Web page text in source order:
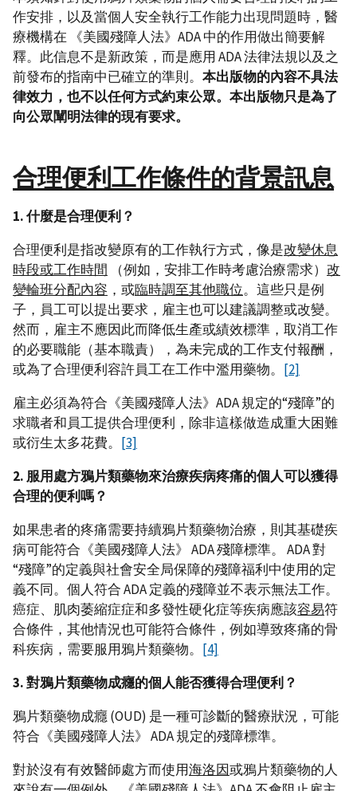
作安排，以及當個人安全執行工作能力出現問題時，醫
療機構在 《美國殘障人法》ADA 中的作用做出簡要解
釋。此信息不是新政策，而是應用 ADA 法律法規以及之
前發布的指南中已確立的準則。 本出版物的內容不具法
律效力，也不以任何方式約束公眾。本出版物只是為了
向公眾闡明法律的現有要求。
合理便利工作條件的背景訊息
1. 什麼是合理便利？
合理便利是指改變原有的工作執行方式，像是改變休息
時段或工作時間 （例如，安排工作時考慮治療需求） 改
變輪班分配內容 ，或臨時調至其他職位。這些只是例
子，員工可以提出要求，雇主也可以建議調整或改變。
然而，雇主不應因此而降低生產或績效標準，取消工作
的必要職能（基本職責），為未完成的工作支付報酬，
或為了合理便利容許員工在工作中濫用藥物。 [2]
雇主必須為符合《美國殘障人法》ADA 規定的“殘障”的
求職者和員工提供合理便利，除非這樣做造成重大困難
或衍生太多花費。 [3]
2. 服用處方鴉片類藥物來治療疾病疼痛的個人可以獲得
合理的便利嗎？
如果患者的疼痛需要持續鴉片類藥物治療，則其基礎疾
病可能符合《美國殘障人法》 ADA 殘障標準。 ADA 對
“殘障”的定義與社會安全局保障的殘障福利中使用的定
義不同。個人符合 ADA 定義的殘障並不表示無法工作。
癌症、肌肉萎縮症症和多發性硬化症等疾病應該容易符
合條件，其他情況也可能符合條件，例如導致疼痛的骨
科疾病，需要服用鴉片類藥物。 [4]
3. 對鴉片類藥物成癮的個人能否獲得合理便利？
鴉片類藥物成癮 (OUD) 是一種可診斷的醫療狀況，可能
符合《美國殘障人法》 ADA 規定的殘障標準。
對於沒有有效醫師處方而使用海洛因或鴉片類藥物的人